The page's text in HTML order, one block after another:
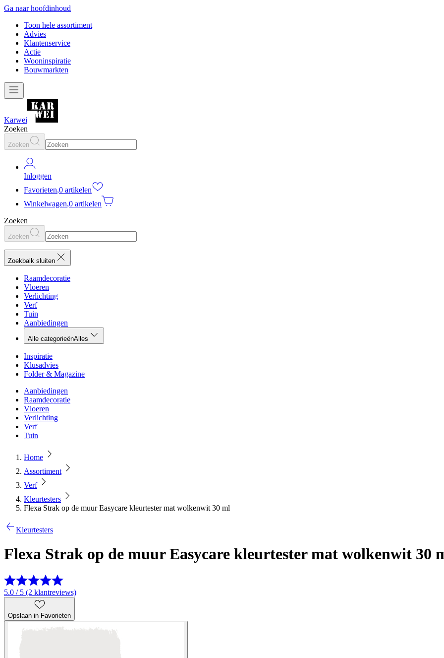
Ga naar hoofdinhoud
Toon hele assortiment
Advies
Klantenservice
Actie
Wooninspiratie
Bouwmarkten
Karwei
Zoeken
Zoeken
Inloggen
Favorieten,0 artikelen
Winkelwagen,0 artikelen
Zoeken
Zoeken
Zoekbalk sluiten
Raamdecoratie
Vloeren
Verlichting
Verf
Tuin
Aanbiedingen
Alle categorieënAlles
Inspiratie
Klusadvies
Folder & Magazine
Aanbiedingen
Raamdecoratie
Vloeren
Verlichting
Verf
Tuin
Home
Assortiment
Verf
Kleurtesters
Flexa Strak op de muur Easycare kleurtester mat wolkenwit 30 ml
Kleurtesters
Flexa Strak op de muur Easycare kleurtester mat wolkenwit 30
5.0 / 5 (2 klantreviews)
Opslaan in Favorieten